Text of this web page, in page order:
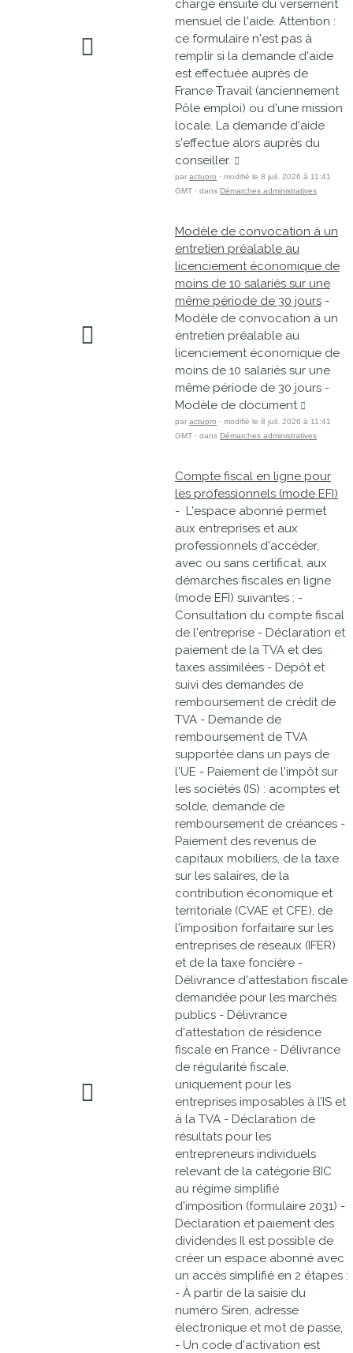
charge ensuite du versement
mensuel de l'aide. Attention :
ce formulaire n'est pas à
remplir si la demande d'aide
est effectuée auprès de
France Travail (anciennement
Pôle emploi) ou d'une mission
locale. La demande d'aide
s'effectue alors auprès du
conseiller.
par actupro · modifié le 8 juil. 2026 à 11:41
GMT · dans Démarches administratives
Modèle de convocation à un
entretien préalable au
licenciement économique de
moins de 10 salariés sur une
même période de 30 jours -
Modèle de convocation à un
entretien préalable au
licenciement économique de
moins de 10 salariés sur une
même période de 30 jours -
Modèle de document
par actupro · modifié le 8 juil. 2026 à 11:41
GMT · dans Démarches administratives
Compte fiscal en ligne pour
les professionnels (mode EFI)
- L'espace abonné permet
aux entreprises et aux
professionnels d'accéder,
avec ou sans certificat, aux
démarches fiscales en ligne
(mode EFI) suivantes : -
Consultation du compte fiscal
de l'entreprise - Déclaration et
paiement de la TVA et des
taxes assimilées - Dépôt et
suivi des demandes de
remboursement de crédit de
TVA - Demande de
remboursement de TVA
supportée dans un pays de
l'UE - Paiement de l'impôt sur
les sociétés (IS) : acomptes et
solde, demande de
remboursement de créances -
Paiement des revenus de
capitaux mobiliers, de la taxe
sur les salaires, de la
contribution économique et
territoriale (CVAE et CFE), de
l'imposition forfaitaire sur les
entreprises de réseaux (IFER)
et de la taxe foncière -
Délivrance d'attestation fiscale
demandée pour les marchés
publics - Délivrance
d'attestation de résidence
fiscale en France - Délivrance
de régularité fiscale,
uniquement pour les
entreprises imposables à l’IS et
à la TVA - Déclaration de
résultats pour les
entrepreneurs individuels
relevant de la catégorie BIC
au régime simplifié
d'imposition (formulaire 2031) -
Déclaration et paiement des
dividendes Il est possible de
créer un espace abonné avec
un accès simplifié en 2 étapes :
- À partir de la saisie du
numéro Siren, adresse
électronique et mot de passe,
- Un code d'activation est